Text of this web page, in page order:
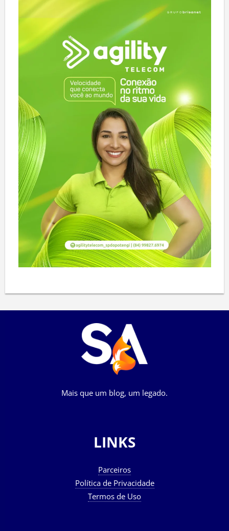
Mais que um blog, um legado.
LINKS
Parceiros
Política de Privacidade
Termos de Uso